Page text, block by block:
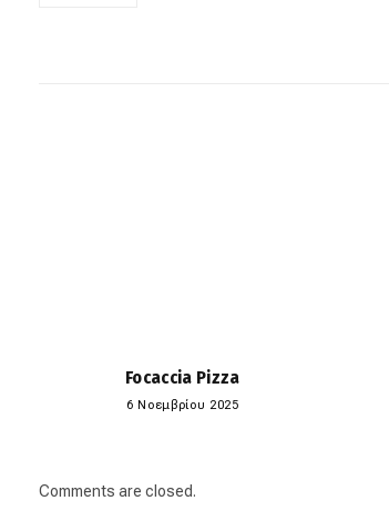
Focaccia Pizza
6 Νοεμβρίου 2025
Comments are closed.